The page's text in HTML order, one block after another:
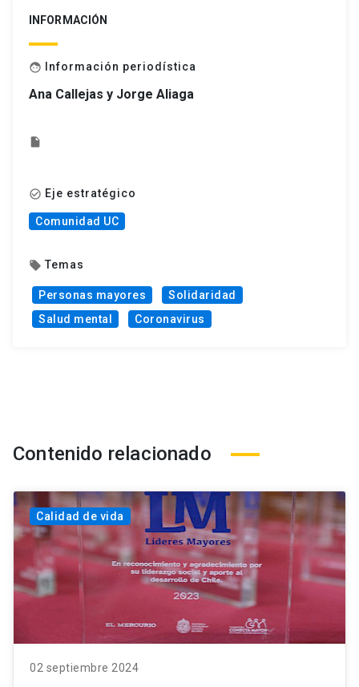
INFORMACIÓN
face Información periodística
Ana Callejas y Jorge Aliaga
insert_drive_file
check_circle_outline Eje estratégico
Comunidad UC
local_offer Temas
Personas mayores
Solidaridad
Salud mental
Coronavirus
Contenido relacionado
Calidad de vida
02 septiembre 2024